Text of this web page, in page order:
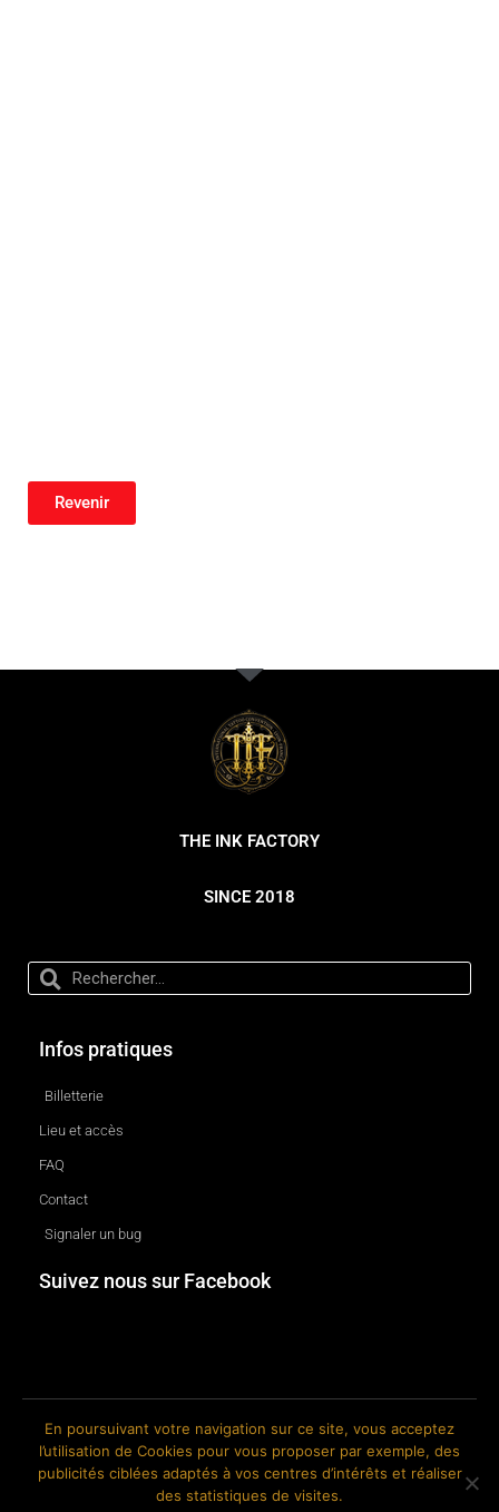
Revenir
THE INK FACTORY
SINCE 2018
Infos pratiques
Billetterie
Lieu et accès
FAQ
Contact
Signaler un bug
Suivez nous sur Facebook
© 2018-2026 The Ink Factory. Site web réalisé par Roland CAUVIN.
En poursuivant votre navigation sur ce site, vous acceptez
l’utilisation de Cookies pour vous proposer par exemple, des
publicités ciblées adaptés à vos centres d’intérêts et réaliser
des statistiques de visites.